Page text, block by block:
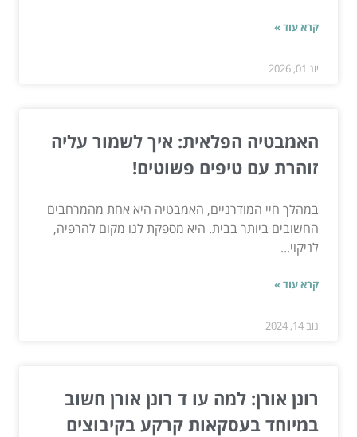
קרא עוד »
יונ 01, 2026
האמבטיה הפלאית: איך לשמור עליה
זוהרת עם טיפים פשוטים!
במהלך חיי המודרניים, האמבטיה היא אחת מהמרחבים
החשובים ביותר בבית. היא מספקת לנו מקום להרפיה,
לניקוי...
קרא עוד »
נוב 14, 2024
רונן אורן: למה עו ד רונן אורן חשוב
במיוחד בעסקאות קרקע בקיבוצים